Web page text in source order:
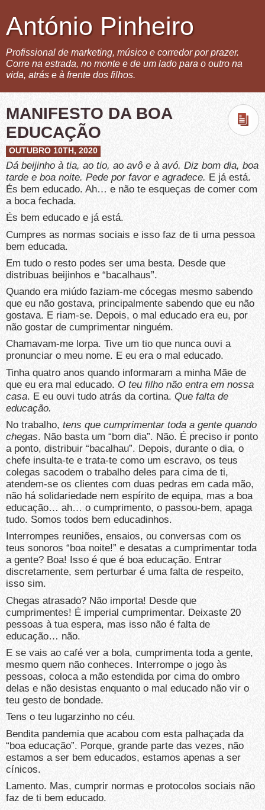
António Pinheiro
Profissional de marketing, músico e corredor por prazer.
Corre na estrada, no monte e de um lado para o outro na
vida, atrás e à frente dos filhos.
MANIFESTO DA BOA
EDUCAÇÃO
OUTUBRO 10TH, 2020
Dá beijinho à tia, ao tio, ao avô e à avó. Diz bom dia, boa
tarde e boa noite. Pede por favor e agradece. E já está.
És bem educado. Ah… e não te esqueças de comer com
a boca fechada.
És bem educado e já está.
Cumpres as normas sociais e isso faz de ti uma pessoa
bem educada.
Em tudo o resto podes ser uma besta. Desde que
distribuas beijinhos e “bacalhaus”.
Quando era miúdo faziam-me cócegas mesmo sabendo
que eu não gostava, principalmente sabendo que eu não
gostava. E riam-se. Depois, o mal educado era eu, por
não gostar de cumprimentar ninguém.
Chamavam-me lorpa. Tive um tio que nunca ouvi a
pronunciar o meu nome. E eu era o mal educado.
Tinha quatro anos quando informaram a minha Mãe de
que eu era mal educado. O teu filho não entra em nossa
casa. E eu ouvi tudo atrás da cortina. Que falta de
educação.
No trabalho, tens que cumprimentar toda a gente quando
chegas. Não basta um “bom dia”. Não. É preciso ir ponto
a ponto, distribuir “bacalhau”. Depois, durante o dia, o
chefe insulta-te e trata-te como um escravo, os teus
colegas sacodem o trabalho deles para cima de ti,
atendem-se os clientes com duas pedras em cada mão,
não há solidariedade nem espírito de equipa, mas a boa
educação… ah… o cumprimento, o passou-bem, apaga
tudo. Somos todos bem educadinhos.
Interrompes reuniões, ensaios, ou conversas com os
teus sonoros “boa noite!” e desatas a cumprimentar toda
a gente? Boa! Isso é que é boa educação. Entrar
discretamente, sem perturbar é uma falta de respeito,
isso sim.
Chegas atrasado? Não importa! Desde que
cumprimentes! É imperial cumprimentar. Deixaste 20
pessoas à tua espera, mas isso não é falta de
educação… não.
E se vais ao café ver a bola, cumprimenta toda a gente,
mesmo quem não conheces. Interrompe o jogo às
pessoas, coloca a mão estendida por cima do ombro
delas e não desistas enquanto o mal educado não vir o
teu gesto de bondade.
Tens o teu lugarzinho no céu.
Bendita pandemia que acabou com esta palhaçada da
“boa educação”. Porque, grande parte das vezes, não
estamos a ser bem educados, estamos apenas a ser
cínicos.
Lamento. Mas, cumprir normas e protocolos sociais não
faz de ti bem educado.